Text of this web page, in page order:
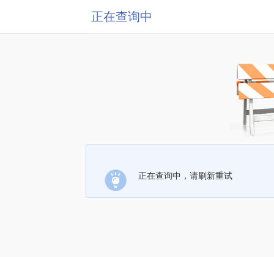
正在查询中
正在查询中，请刷新重试